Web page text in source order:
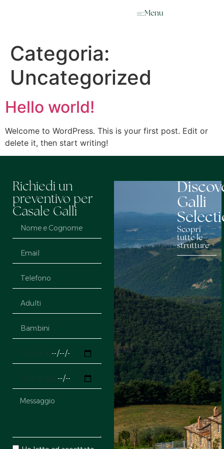
Menu
Categoria:
Uncategorized
Hello world!
Welcome to WordPress. This is your first post. Edit or
delete it, then start writing!
Galli
Scopri
tutte le
strutture
Richiedi un
preventivo per
Casale Galli